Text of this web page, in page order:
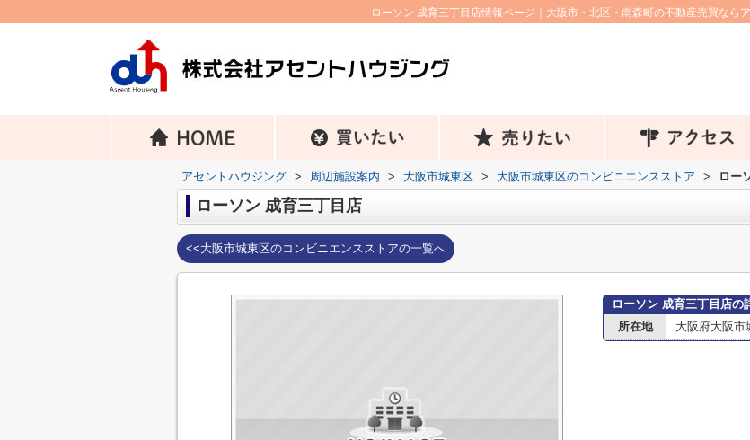
ローソン 成育三丁目店情報ページ｜大阪市・北区・南森町の不動産売買なら
アセントハウジング > 周辺施設案内 > 大阪市城東区 > 大阪市城東区のコンビニエンスストア > ロー
ローソン 成育三丁目店
<<大阪市城東区のコンビニエンスストアの一覧へ
ローソン 成育三丁目店の
所在地
大阪府大阪市